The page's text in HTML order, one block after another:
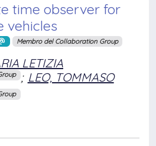
time observer for
vehicles
Membro del Collaboration Group
LETIZIA
; LEO, TOMMASO